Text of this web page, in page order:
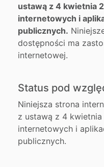
ustawą z 4 kwietnia
internetowych i
publicznych.
dostępności ma
internetowej.
Status pod
Niniejsza strona
z ustawą z 4
internetowych i
publicznych.